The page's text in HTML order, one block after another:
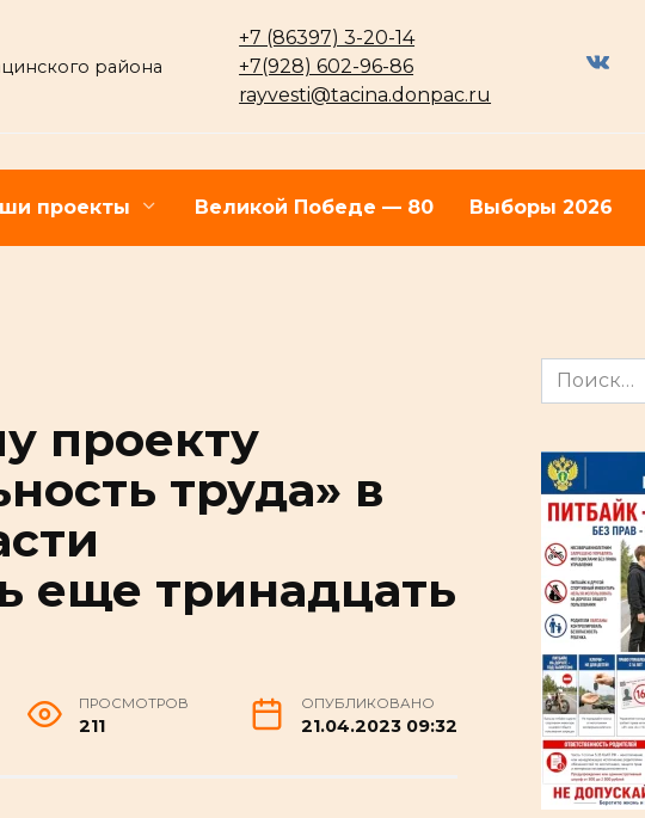
района
+7 (86397) 3-20-14
+7(928) 602-96-86
rayvesti@tacina.donpac.ru
проекты Великой Победе — 80 Выборы 2026
проекту
труда» в
еще тринадцать
ПРОСМОТРОВ
211
ОПУБЛИКОВАНО
21.04.2023 09:32
Search
for: